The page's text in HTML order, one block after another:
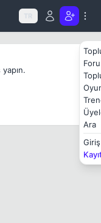
TR
Ara
Giriş